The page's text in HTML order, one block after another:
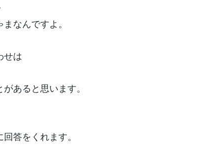
なんですよ。
せは
あると思います。
答をくれます。